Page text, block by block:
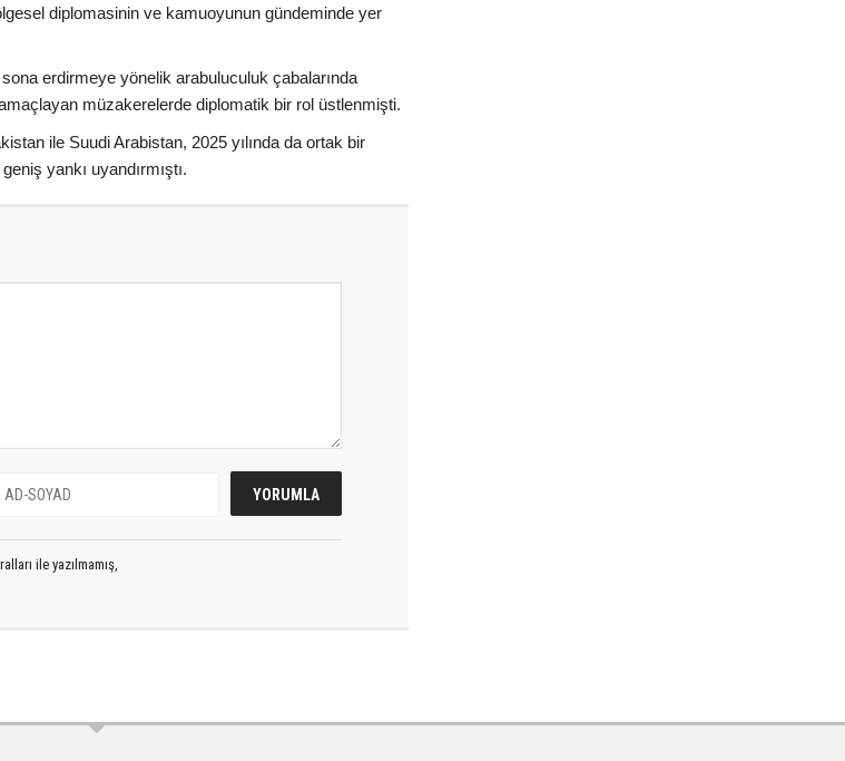
diplomasinin ve kamuoyunun gündeminde yer
erdirmeye yönelik arabuluculuk çabalarında
müzakerelerde diplomatik bir rol üstlenmişti.
ile Suudi Arabistan, 2025 yılında da ortak bir
yankı uyandırmıştı.
ile yazılmamış,